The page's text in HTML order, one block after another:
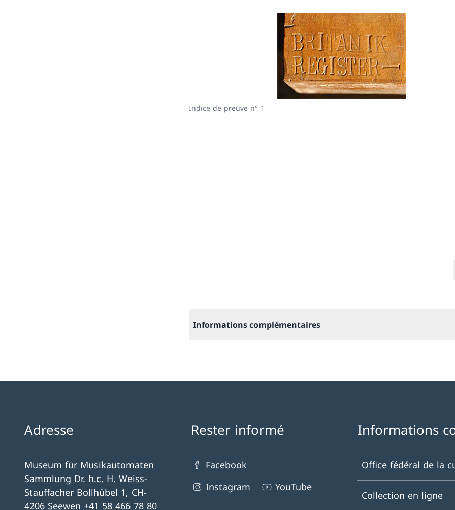
Indice de preuve n° 1
Informations complémentaires
Adresse
Museum für Musikautomaten
Sammlung Dr. h.c. H. Weiss-
Stauffacher Bollhübel 1, CH-
4206 Seewen +41 58 466 78 80
Rester informé
Facebook
Instagram
YouTube
Informations
Office fédéral de la
Collection en ligne